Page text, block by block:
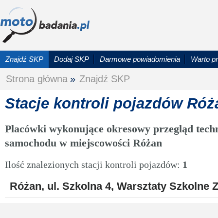
Znajdź SKP Dodaj SKP Darmowe powiadomienia Warto
Strona główna » Znajdź SKP
Stacje kontroli pojazdów
Placówki wykonujące okresowy przegląd
samochodu w miejscowości Różan
Ilość znalezionych stacji kontroli pojazdów: 1
Różan, ul. Szkolna 4, Warsztaty Szkolne